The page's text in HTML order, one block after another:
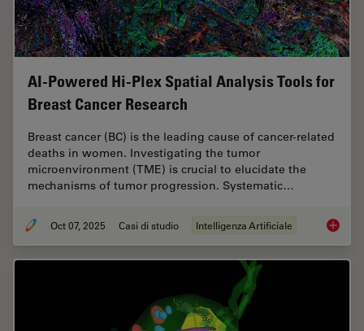
AI-Powered Hi-Plex Spatial Analysis Tools for
Breast Cancer Research
Breast cancer (BC) is the leading cause of cancer-related
deaths in women. Investigating the tumor
microenvironment (TME) is crucial to elucidate the
mechanisms of tumor progression. Systematic…
Oct 07, 2025 Casi di studio Intelligenza Artificiale AI-